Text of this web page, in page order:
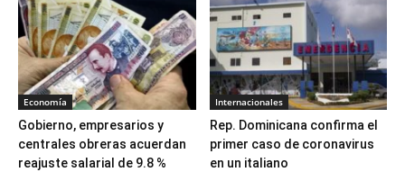
Economía
Gobierno, empresarios y
centrales obreras acuerdan
reajuste salarial de 9.8 %
Internacionales
Rep. Dominicana confirma el
primer caso de coronavirus
en un italiano